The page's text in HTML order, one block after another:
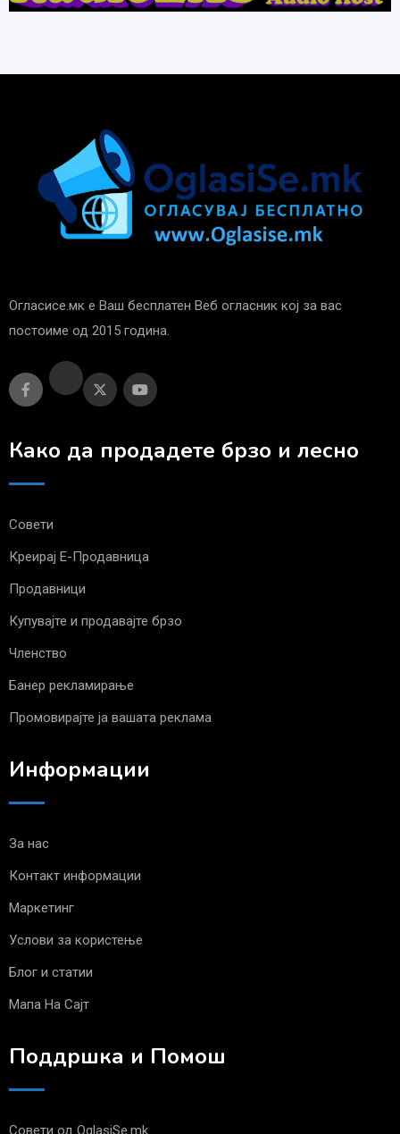
Огласисе.мк е Ваш бесплатен Веб огласник кој за вас
постоиме од 2015 година.
Како да продадете брзо и лесно
Совети
Креирај Е-Продавница
Продавници
Купувајте и продавајте брзо
Членство
Банер рекламирање
Промовирајте ја вашата реклама
Информации
За нас
Контакт информации
Маркетинг
Услови за користење
Блог и статии
Мапа На Сајт
Поддршка и Помош
Совети од OglasiSe.mk